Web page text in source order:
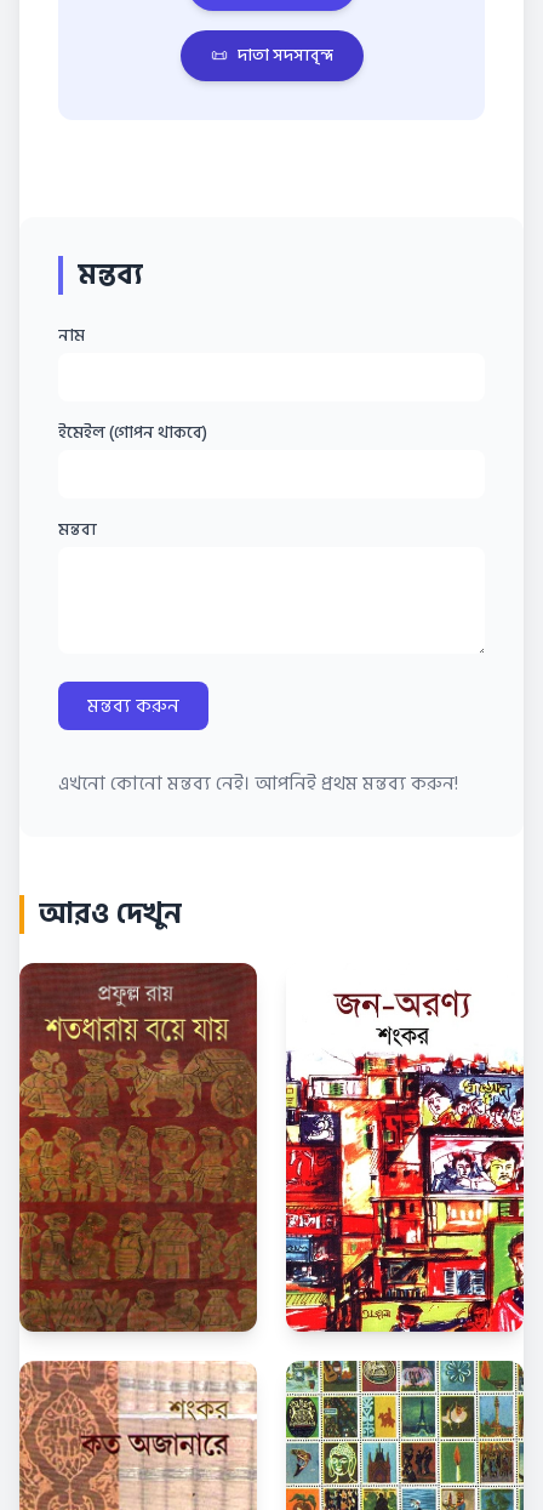
📜 দাতা সদস্যবৃন্দ
মন্তব্য
নাম
ইমেইল (গোপন থাকবে)
মন্তব্য
মন্তব্য করুন
এখনো কোনো মন্তব্য নেই। আপনিই প্রথম মন্তব্য করুন!
আরও দেখুন